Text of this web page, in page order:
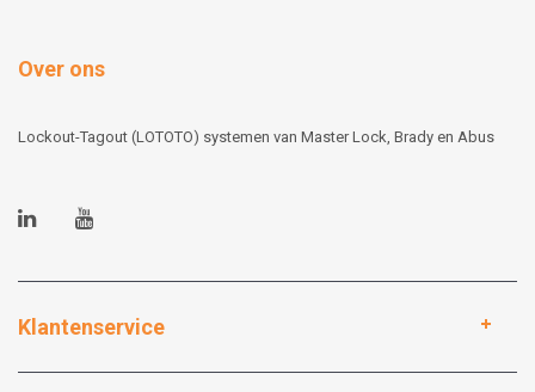
Over ons
Lockout-Tagout (LOTOTO) systemen van Master Lock, Brady en Abus
Klantenservice